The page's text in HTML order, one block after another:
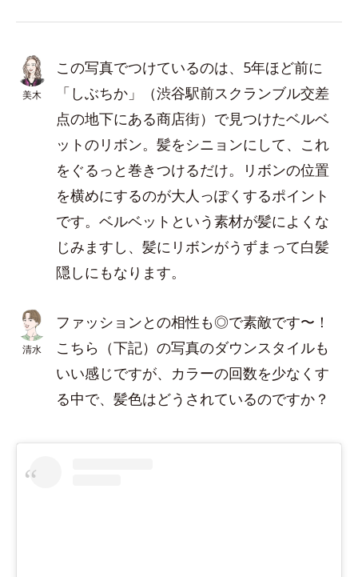
美木
この写真でつけているのは、5年ほど前に
「しぶちか」（渋谷駅前スクランブル交差
点の地下にある商店街）で見つけたベルベ
ットのリボン。髪をシニョンにして、これ
をぐるっと巻きつけるだけ。リボンの位置
を横めにするのが大人っぽくするポイント
です。ベルベットという素材が髪によくな
じみますし、髪にリボンがうずまって白髪
隠しにもなります。
清水
ファッションとの相性も◎で素敵です〜！
こちら（下記）の写真のダウンスタイルも
いい感じですが、カラーの回数を少なくす
る中で、髪色はどうされているのですか？